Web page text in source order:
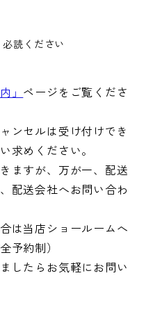
必読ください
」 ページをご覧くださ
ンセルは受け付けでき
求めください。
ますが、万が一、配送
配送会社へお問い合わ
は当店ショールームへ
予約制）
したらお気軽にお問い